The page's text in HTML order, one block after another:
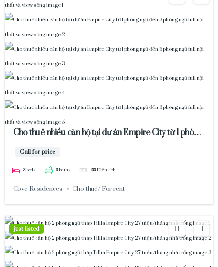
Cho thuê nhiều căn hộ tại dự án Empire City từ 1 phòng
Call for price
3beds 3baths 155Diện tích
Cove Residences Cho thuê/ For rent
just listed